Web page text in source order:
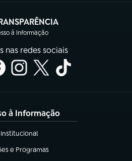
à Informação
(abre em nova aba)
nas redes sociais
à Informação
Institucional
(abre em nova aba)
e Programas
em nova aba)